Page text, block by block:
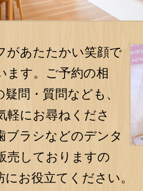
があたたかい笑顔で
ます。ご予約の相
問・質問なども、
軽にお尋ねくださ
ブラシなどのデンタ
売しておりますの
にお役立てください。